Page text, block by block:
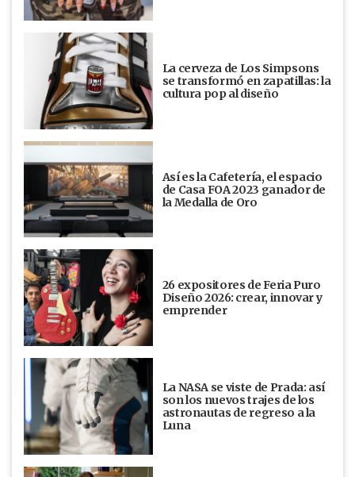
La cerveza de Los Simpsons
se transformó en zapatillas: la
cultura pop al diseño
Así es la Cafetería, el espacio
de Casa FOA 2023 ganador de
la Medalla de Oro
26 expositores de Feria Puro
Diseño 2026: crear, innovar y
emprender
La NASA se viste de Prada: así
son los nuevos trajes de los
astronautas de regreso a la
Luna